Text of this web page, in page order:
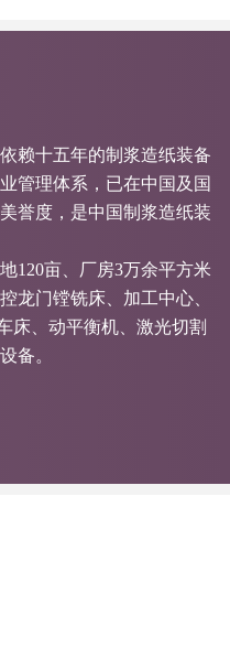
十五年的制浆造纸装备
管理体系，已在中国及国
誉度，是中国制浆造纸装
亩、厂房3万余平方米
龙门镗铣床、加工中心、
床、动平衡机、激光切割
备。